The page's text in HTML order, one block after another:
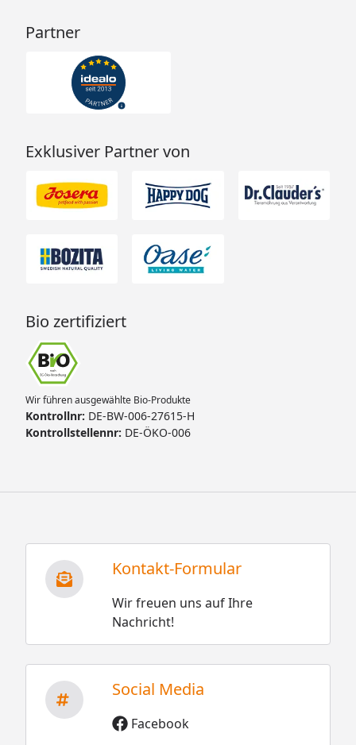
Partner
Exklusiver Partner von
Bio zertifiziert
Wir führen ausgewählte Bio-Produkte
Kontrollnr: DE-BW-006-27615-H
Kontrollstellennr: DE-ÖKO-006
Kontakt-Formular
Wir freuen uns auf Ihre
Nachricht!
Social Media
Facebook